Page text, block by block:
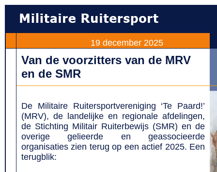
19 december 2025
Van de voorzitters van de MRV
en de SMR
De Militaire Ruitersportvereniging ‘Te Paard!’
(MRV), de landelijke en regionale afdelingen,
de Stichting Militair Ruiterbewijs (SMR) en de
overige gelieerde en geassocieerde
organisaties zien terug op een actief 2025. Een
terugblik: